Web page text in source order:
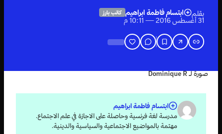
بقلم ابتسام فاطمة ابراهيم كاتب بارز
31 أغسطس 2016 — 10:11 م
صورة لـ Dominique R
ابتسام فاطمة ابراهيم
مدرسة لغة فرنسية وحاصلة على الاجازة في علم الاجتماع.
مهتمة بالمواضيع الاجتماعية والسياسية والدينية.